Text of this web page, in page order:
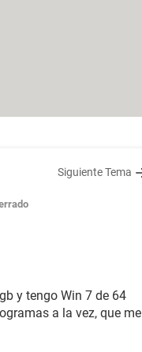
Siguiente Tema
y tengo Win 7 de 64
a la vez, que me